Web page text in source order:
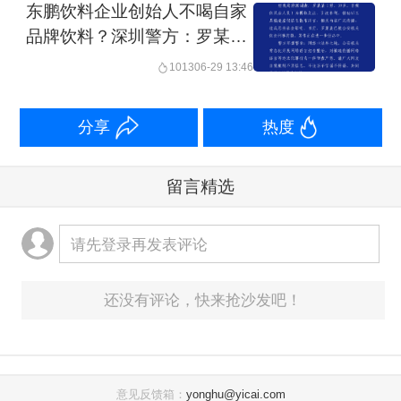
东鹏饮料企业创始人不喝自家
品牌饮料？深圳警方：罗某某
借助AI工具编造虚假信息散布
101306-29 13:46
分享 热度
留言精选
请先登录再发表评论
还没有评论，快来抢沙发吧！
意见反馈箱： yonghu@yicai.com